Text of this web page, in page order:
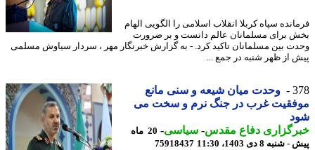
سپاه کربلا انقلاب اسلامی را الگویی الهام
برای مسلمانان عالم دانست و بر ضرورت
بین مسلمانان تاکید کرد. - به گزارش خبرنگار مهر ، سردار سیاوش مسلمی
از ظهر شنبه در جمع ...
وحدت میان شیعه و سنی مانع
غرب در جنگ نرم و سخت می
دفاع مقدس-سیاسی-
20 ماه
8 دی 1403، 11:30
75918437